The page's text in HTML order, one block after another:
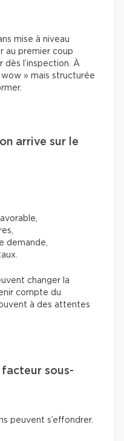
mise à niveau
au premier coup
dès l’inspection. À
wow » mais structurée
arrive sur le
demande,
changer la
compte du
à des attentes
facteur sous-
peuvent s’effondrer.